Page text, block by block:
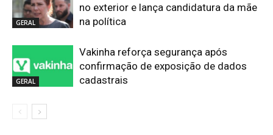
GERAL
no exterior e lança candidatura da mãe
na política
GERAL
Vakinha reforça segurança após
confirmação de exposição de dados
cadastrais